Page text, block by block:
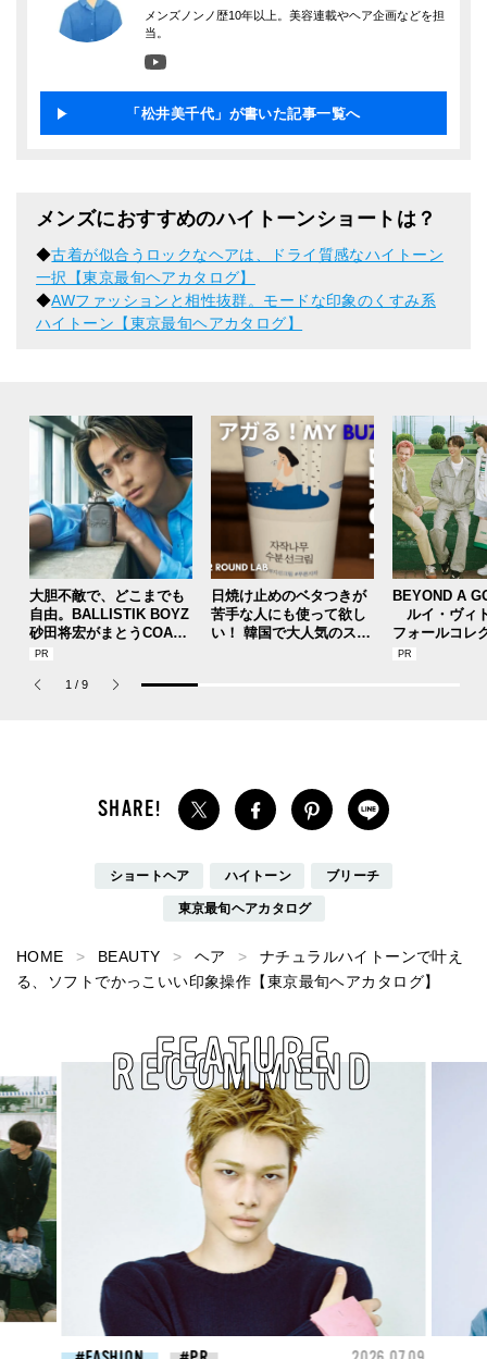
メンズノンノ歴10年以上。美容連載やヘア企画などを担
当。
「松井美千代」が書いた記事一覧へ
メンズにおすすめのハイトーンショートは？
◆古着が似合うロックなヘアは、ドライ質感なハイトーン
一択【東京最旬ヘアカタログ】
◆AWファッションと相性抜群。モードな印象のくすみ系
ハイトーン【東京最旬ヘアカタログ】
大胆不敵で、どこまでも
自由。BALLISTIK BOYZ
砂田将宏がまとうCOACH
の新作フレグランス「コ
パルファム」
日焼け止めのベタつきが
苦手な人にも使って欲し
い！ 韓国で大人気のスト
BEYOND A
ルイ・ヴィ
フォールコレ
描くプレッピ
1 / 9
ショートヘア ハイトーン ブリーチ
東京最旬ヘアカタログ
HOME BEAUTY ヘア
ナチュラルハイトーンで叶え
る、ソフトでかっこいい印象操作【東京最旬ヘアカタログ】
RECOMMEND
FEATURE